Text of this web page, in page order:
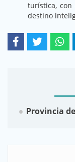
turística,
destino
Provincia